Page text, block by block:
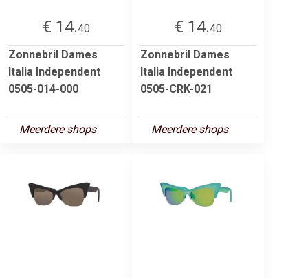
€ 14.40
Zonnebril Dames
Italia Independent
0505-014-000
Meerdere shops
€ 14.40
Zonnebril Dames
Italia Independent
0505-CRK-021
Meerdere shops